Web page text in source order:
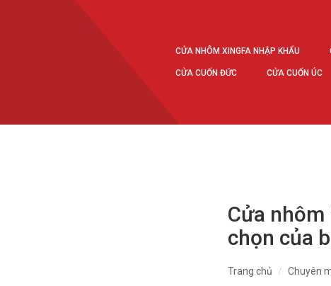
CỬA NHÔM XINGFA NHẬP KHẨU
CỬA CUỐN ĐỨC CỬA CUỐN ÚC
Cửa
chọn của
Trang chủ Chuyên